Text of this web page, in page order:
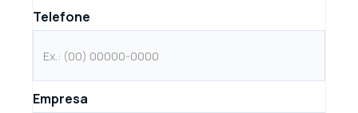
Telefone
Empresa